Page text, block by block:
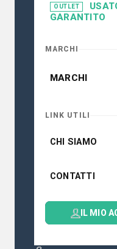
OUTLET
GARANTITO
MARCHI
MARCHI
LINK UTILI
CHI SIAMO
CONTATTI
IL MIO